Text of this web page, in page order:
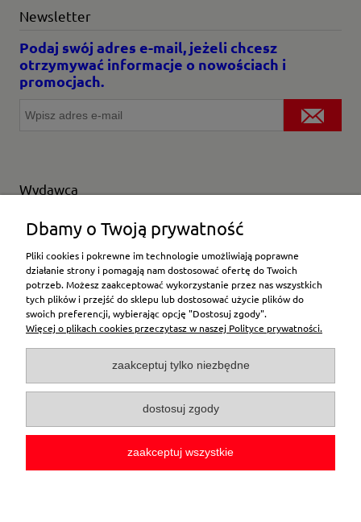
Newsletter
Podaj swój adres e-mail, jeżeli chcesz
otrzymywać informacje o nowościach i
promocjach.
Wydawca
Wybierz producenta
Moje konto
Płatności i dostawa
Pomoc
O firmie
Dbamy o Twoją prywatność
Pliki cookies i pokrewne im technologie umożliwiają poprawne
działanie strony i pomagają nam dostosować ofertę do Twoich
potrzeb. Możesz zaakceptować wykorzystanie przez nas wszystkich
tych plików i przejść do sklepu lub dostosować użycie plików do
swoich preferencji, wybierając opcję "Dostosuj zgody".
Więcej o plikach cookies przeczytasz w naszej Polityce prywatności.
zaakceptuj tylko niezbędne
dostosuj zgody
zaakceptuj wszystkie